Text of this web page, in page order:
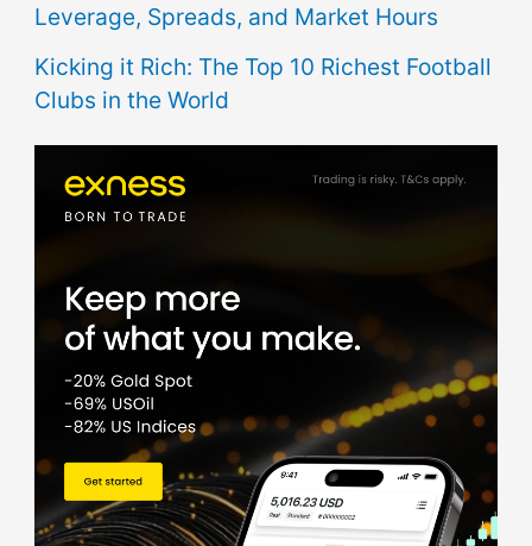
Leverage, Spreads, and Market Hours
Kicking it Rich: The Top 10 Richest Football
Clubs in the World